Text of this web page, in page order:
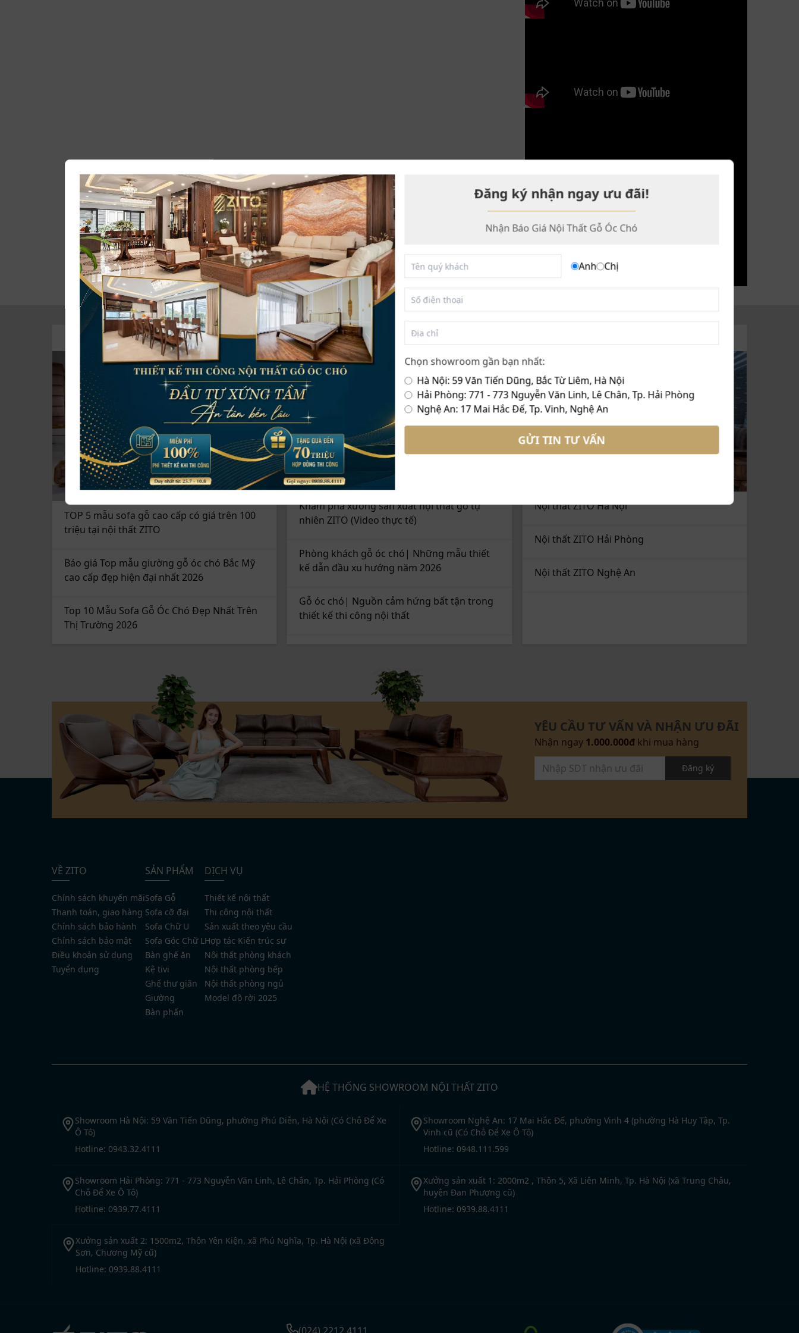
TOP LIST
TOP 5 mẫu sofa gỗ cao cấp có giá trên 100
triệu tại nội thất ZITO
Báo giá Top mẫu giường gỗ óc chó Bắc Mỹ
cao cấp đẹp hiện đại nhất 2026
Top 10 Mẫu Sofa Gỗ Óc Chó Đẹp Nhất Trên
Thị Trường 2026
VỀ THƯƠNG HIỆU ZITO
Khám phá xưởng sản xuất nội thất gỗ tự
nhiên ZITO (Video thực tế)
Phòng khách gỗ óc chó| Những mẫu thiết
kế dẫn đầu xu hướng năm 2026
Gỗ óc chó| Nguồn cảm hứng bất tận trong
thiết kế thi công nội thất
Nội thất ZITO Hà Nội
Nội thất ZITO Hải Phòng
Nội thất ZITO Nghệ An
YÊU CẦU TƯ VẤN VÀ NHẬN ƯU ĐÃI
Nhận ngay 1.000.000đ khi mua hàng
Đăng ký
VỀ ZITO
Chính sách khuyến mãi
Thanh toán, giao hàng
Chính sách bảo hành
Chính sách bảo mật
Điều khoản sử dụng
Tuyển dụng
SẢN PHẨM
Sofa Gỗ
Sofa cỡ đại
Sofa Chữ U
Sofa Góc Chữ L
Bàn ghế ăn
Kệ tivi
Ghế thư giãn
Giường
Bàn phấn
DỊCH VỤ
Thiết kế nội thất
Thi công nội thất
Sản xuất theo yêu cầu
Hợp tác Kiến trúc sư
Nội thất phòng khách
Nội thất phòng bếp
Nội thất phòng ngủ
Model đồ rời 2025
HỆ THỐNG SHOWROOM NỘI THẤT ZITO
Showroom Hà Nội: 59 Văn Tiến Dũng, phường Phú Diễn, Hà Nội (Có Chỗ Để Xe
Ô Tô)
Hotline: 0943.32.4111
Showroom Nghệ An: 17 Mai Hắc Đế, phường Vinh 4 (phường Hà Huy Tập, Tp.
Vinh cũ (Có Chỗ Để Xe Ô Tô)
Hotline: 0948.111.599
Showroom Hải Phòng: 771 - 773 Nguyễn Văn Linh, Lê Chân, Tp. Hải Phòng (Có
Chỗ Để Xe Ô Tô)
Hotline: 0939.77.4111
Xưởng sản xuất 1: 2000m2 , Thôn 5, Xã Liên Minh, Tp. Hà Nội (xã Trung Châu,
huyện Đan Phượng cũ)
Hotline: 0939.88.4111
Xưởng sản xuất 2: 1500m2, Thôn Yên Kiện, xã Phú Nghĩa, Tp. Hà Nội (xã Đông
Sơn, Chương Mỹ cũ)
Hotline: 0939.88.4111
Đăng ký nhận ngay ưu đãi!
Nhận Báo Giá Nội Thất Gỗ Óc Chó
Anh Chị
Chọn showroom gần bạn nhất:
Hà Nội: 59 Văn Tiến Dũng, Bắc Từ Liêm, Hà Nội
Hải Phòng: 771 - 773 Nguyễn Văn Linh, Lê Chân, Tp. Hải Phòng
Nghệ An: 17 Mai Hắc Đế, Tp. Vinh, Nghệ An
GỬI TIN TƯ VẤN